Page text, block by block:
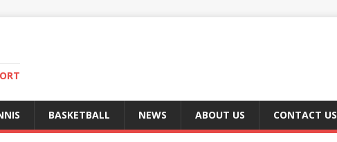
BASKETBALL NEWS ABOUT US CONTACT US